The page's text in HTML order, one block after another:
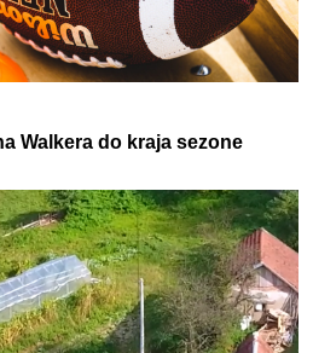
Walkera do kraja sezone